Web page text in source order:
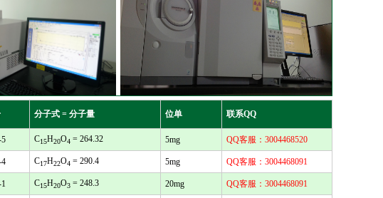
分子式 = 分子量 位单 联系QQ
C15H20O4 = 264.32 5mg QQ客服：3004468520
C17H22O4 = 290.4 5mg QQ客服：3004468091
C15H20O3 = 248.3 20mg QQ客服：3004468091